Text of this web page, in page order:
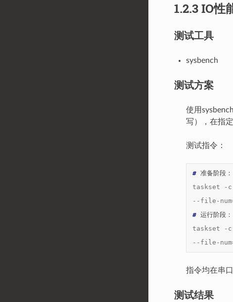
1.2.3 IO性
测试工具
sysbench
测试方案
使用
写），在指
测试指令：
# 准备阶段：
taskset -
--file-
# 运行阶段：
taskset -
--file-
指令均在串
测试结果